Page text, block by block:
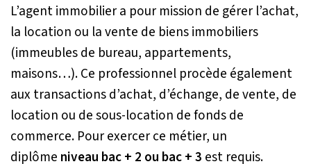
L’agent immobilier a pour mission de gérer l’achat,
la location ou la vente de biens immobiliers
(immeubles de bureau, appartements,
maisons…). Ce professionnel procède également
aux transactions d’achat, d’échange, de vente, de
location ou de sous-location de fonds de
commerce. Pour exercer ce métier, un
diplôme niveau bac + 2 ou bac + 3 est requis.